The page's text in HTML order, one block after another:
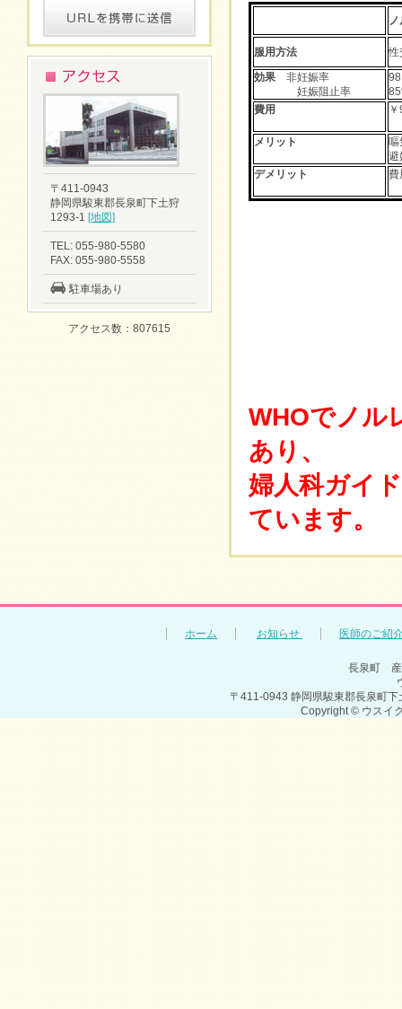
ノ
服用方法
性
効果 非妊娠率
妊娠阻止率
費用
メリット
嘔
避
デメリット
費
WHOでノル
あり、
婦人科ガイ
ています。
〒411-0943
静岡県駿東郡長泉町下土狩
1293-1 [地図]
TEL: 055-980-5580
FAX: 055-980-5558
駐車場あり
アクセス数：807615
ホーム お知らせ 医師のご紹
長泉町 産
〒411-0943 静岡県駿東郡長泉町
Copyright © ウスイ